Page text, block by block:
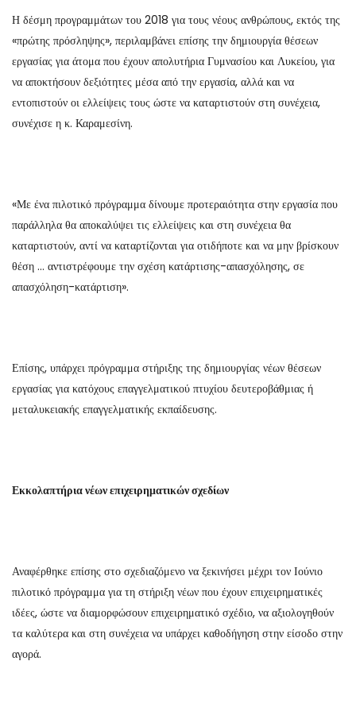
Η δέσμη προγραμμάτων του 2018 για τους νέους ανθρώπους, εκτός της
«πρώτης πρόσληψης», περιλαμβάνει επίσης την δημιουργία θέσεων
εργασίας για άτομα που έχουν απολυτήρια Γυμνασίου και Λυκείου, για
να αποκτήσουν δεξιότητες μέσα από την εργασία, αλλά και να
εντοπιστούν οι ελλείψεις τους ώστε να καταρτιστούν στη συνέχεια,
συνέχισε η κ. Καραμεσίνη.
«Με ένα πιλοτικό πρόγραμμα δίνουμε προτεραιότητα στην εργασία που
παράλληλα θα αποκαλύψει τις ελλείψεις και στη συνέχεια θα
καταρτιστούν, αντί να καταρτίζονται για οτιδήποτε και να μην βρίσκουν
θέση … αντιστρέφουμε την σχέση κατάρτισης-απασχόλησης, σε
απασχόληση-κατάρτιση».
Επίσης, υπάρχει πρόγραμμα στήριξης της δημιουργίας νέων θέσεων
εργασίας για κατόχους επαγγελματικού πτυχίου δευτεροβάθμιας ή
μεταλυκειακής επαγγελματικής εκπαίδευσης.
Εκκολαπτήρια νέων επιχειρηματικών σχεδίων
Αναφέρθηκε επίσης στο σχεδιαζόμενο να ξεκινήσει μέχρι τον Ιούνιο
πιλοτικό πρόγραμμα για τη στήριξη νέων που έχουν επιχειρηματικές
ιδέες, ώστε να διαμορφώσουν επιχειρηματικό σχέδιο, να αξιολογηθούν
τα καλύτερα και στη συνέχεια να υπάρχει καθοδήγηση στην είσοδο στην
αγορά.